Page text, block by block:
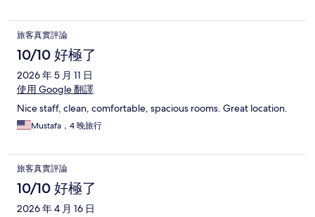
旅客真實評論
10/10 好極了
2026 年 5 月 11 日
使用 Google 翻譯
Nice staff, clean, comfortable, spacious rooms. Great location.
Mustafa，4 晚旅行
旅客真實評論
10/10 好極了
2026 年 4 月 16 日